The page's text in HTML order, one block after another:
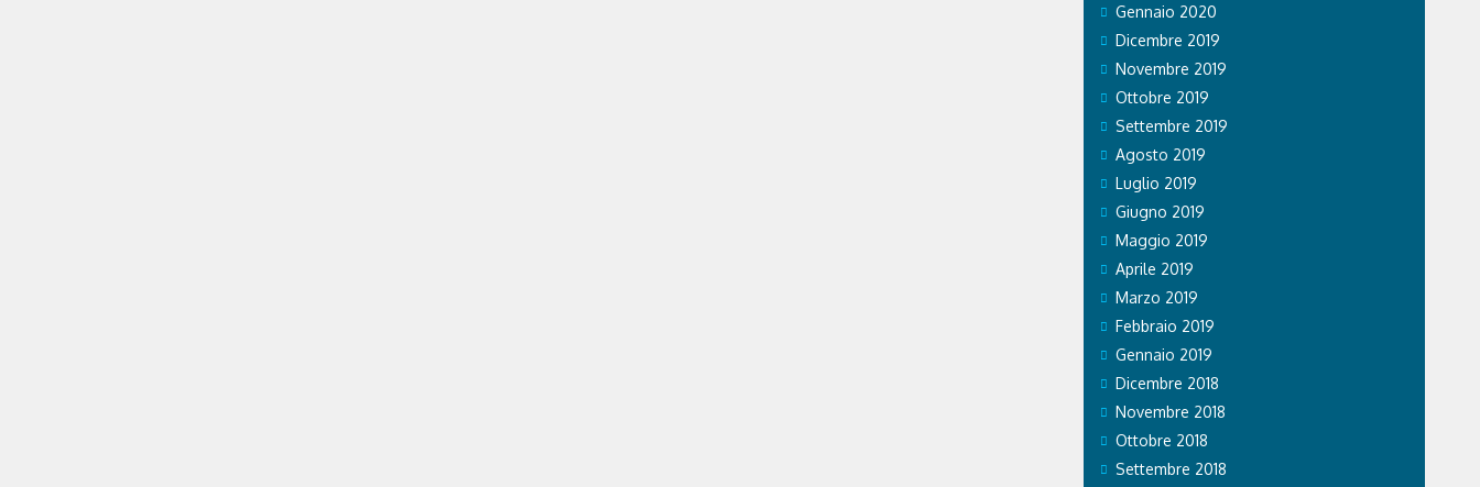
Gennaio 2020
Dicembre 2019
Novembre 2019
Ottobre 2019
Settembre 2019
Agosto 2019
Luglio 2019
Giugno 2019
Maggio 2019
Aprile 2019
Marzo 2019
Febbraio 2019
Gennaio 2019
Dicembre 2018
Novembre 2018
Ottobre 2018
Settembre 2018